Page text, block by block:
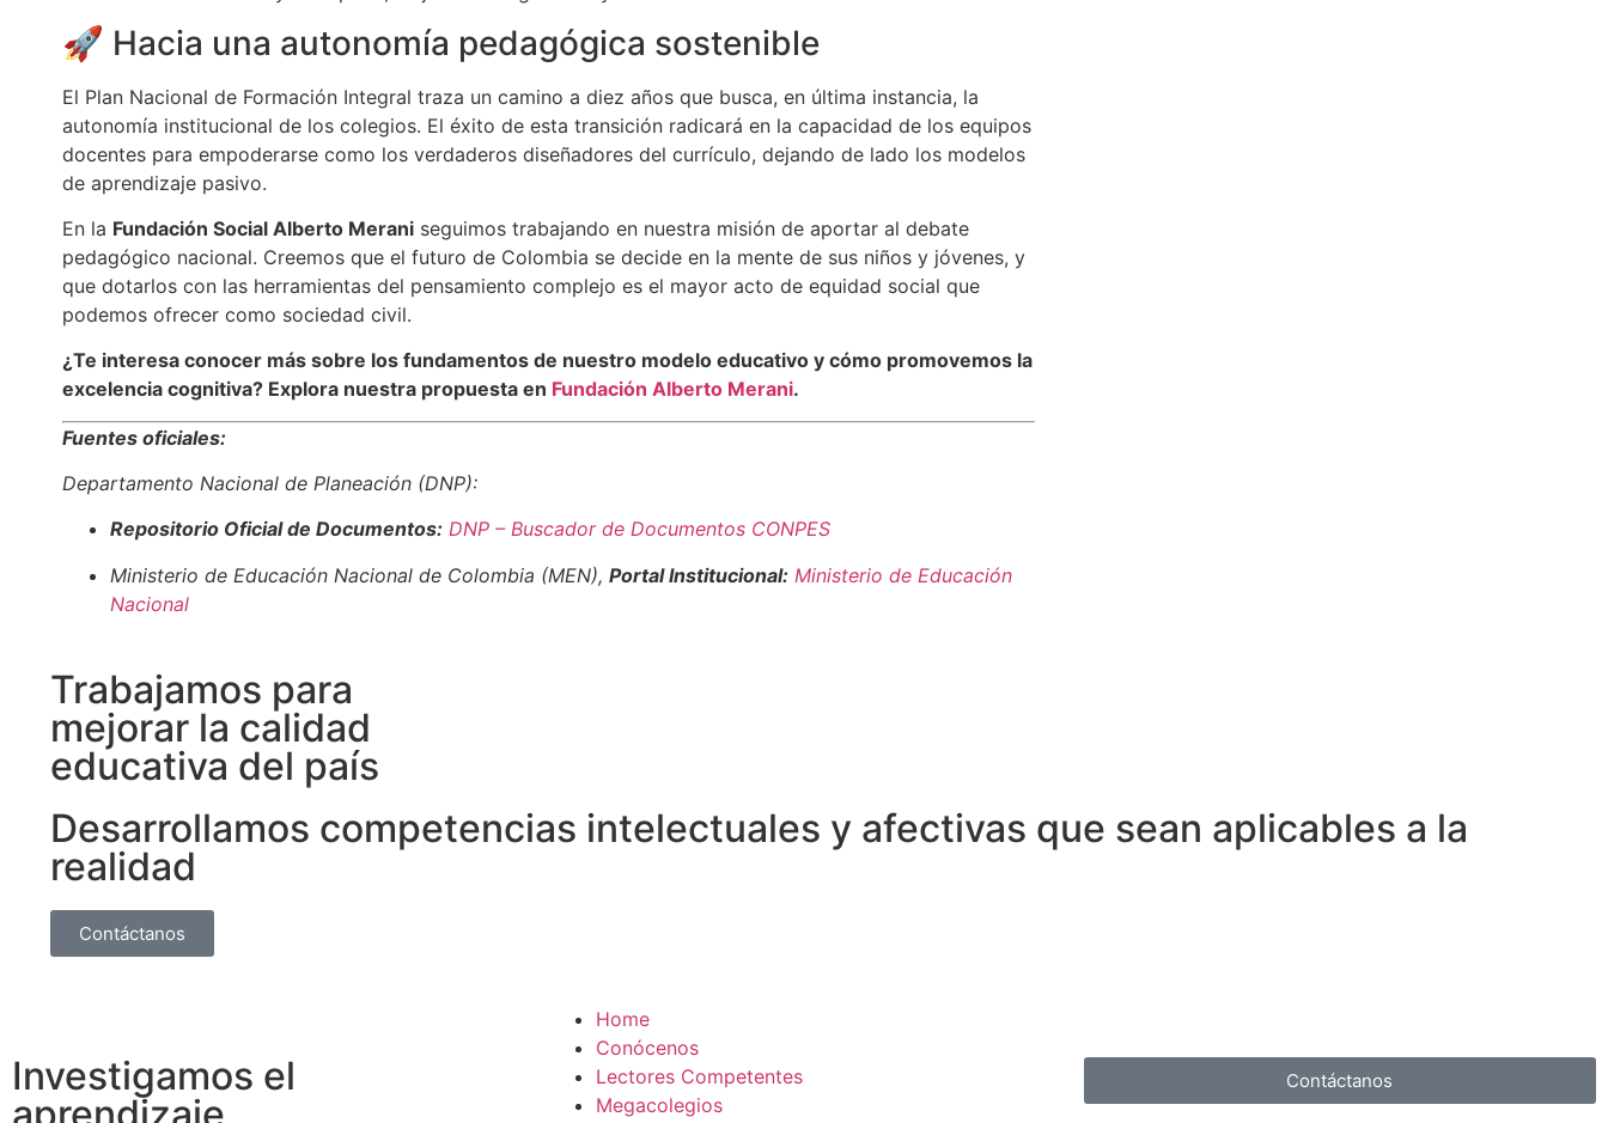
🚀 Hacia una autonomía pedagógica sostenible
El Plan Nacional de Formación Integral traza un camino a diez años que busca, en última instancia, la
autonomía institucional de los colegios. El éxito de esta transición radicará en la capacidad de los equipos
docentes para empoderarse como los verdaderos diseñadores del currículo, dejando de lado los modelos
de aprendizaje pasivo.
En la Fundación Social Alberto Merani seguimos trabajando en nuestra misión de aportar al debate
pedagógico nacional. Creemos que el futuro de Colombia se decide en la mente de sus niños y jóvenes, y
que dotarlos con las herramientas del pensamiento complejo es el mayor acto de equidad social que
podemos ofrecer como sociedad civil.
¿Te interesa conocer más sobre los fundamentos de nuestro modelo educativo y cómo promovemos la
excelencia cognitiva? Explora nuestra propuesta en Fundación Alberto Merani.
Fuentes oficiales:
Departamento Nacional de Planeación (DNP):
Repositorio Oficial de Documentos: DNP – Buscador de Documentos CONPES
Ministerio de Educación Nacional de Colombia (MEN), Portal Institucional: Ministerio de Educación
Nacional
Trabajamos para
mejorar la calidad
educativa del país
Desarrollamos competencias intelectuales y afectivas que sean aplicables a la
realidad
Contáctanos
Investigamos el
Home
Conócenos
Lectores Competentes
Megacolegios
Contáctanos